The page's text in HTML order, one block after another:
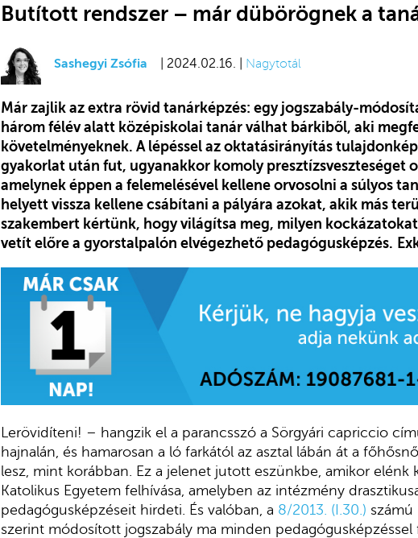
Butított rendszer – már dübörögnek a
Sashegyi Zsófia | 2024.02.16. | Nagytotál
Már zajlik az extra rövid tanárképzés: egy jogszabály-
három félév alatt középiskolai tanár válhat bárkiből, aki
követelményeknek. A lépéssel az oktatásirányítás
gyakorlat után fut, ugyanakkor komoly presztízsveszteséget
amelynek éppen a felemelésével kellene orvosolni a súlyos
helyett vissza kellene csábítani a pályára azokat, akik más
szakembert kértünk, hogy világítsa meg, milyen
vetít előre a gyorstalpalón elvégezhető pedagógusképzés.
Lerövidíteni! – hangzik el a parancsszó a Sörgyári capriccio
hajnalán, és hamarosan a ló farkától az asztal lábán át a
lesz, mint korábban. Ez a jelenet jutott eszünkbe, amikor elénk
Katolikus Egyetem felhívása, amelyben az intézmény
pedagógusképzéseit hirdeti. És valóban, a 8/2013. (I.30.) számú
szerint módosított jogszabály ma minden pedagógusképzéssel